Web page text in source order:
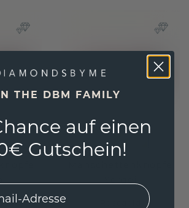
THE DBM FAMILY
auf einen
Gutschein!